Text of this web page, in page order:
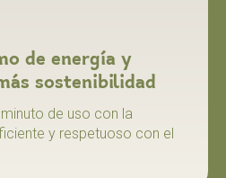
de energía y
sostenibilidad
de uso con la
y respetuoso con el